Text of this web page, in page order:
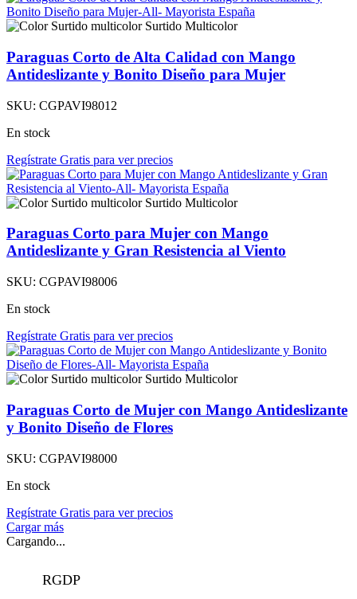
Surtido Multicolor
Paraguas Corto de Alta Calidad con Mango
Antideslizante y Bonito Diseño para Mujer
SKU: CGPAVI98012
En stock
Regístrate Gratis para ver precios
Surtido Multicolor
Paraguas Corto para Mujer con Mango
Antideslizante y Gran Resistencia al Viento
SKU: CGPAVI98006
En stock
Regístrate Gratis para ver precios
Surtido Multicolor
Paraguas Corto de Mujer con Mango Antideslizante
y Bonito Diseño de Flores
SKU: CGPAVI98000
En stock
Regístrate Gratis para ver precios
Cargar más
Cargando...
RGDP